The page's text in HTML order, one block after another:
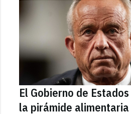
El Gobierno de
la pirámide alimentaria